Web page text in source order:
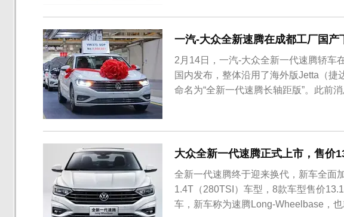
牌全年销售68.8万辆，同比增长4.2%
计销量达...
一汽-大众全新速腾在成都工厂国
2月14日，一汽-大众全新一代速腾轿车
国内发布，整体沿用了海外版Jetta（
命名为“全新一代速腾长轴距版”。此前
外版全新Jetta的整体风格，因设计上依
新鲜感并没有那么强...
大众全新一代速腾正式上市，售价
全新一代速腾终于迎来换代，新车全面
1.4T（280TSI）车型，8款车型售价
车，新车称为速腾Long-Wheelbase，